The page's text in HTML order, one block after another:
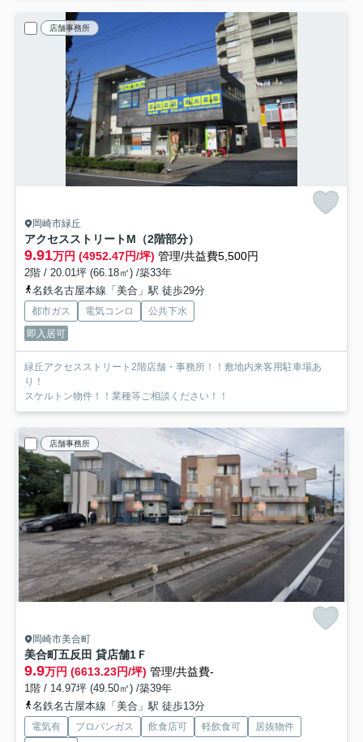
店舗事務所
岡崎市緑丘
アクセスストリートM（2階部分）
9.91万円 (4952.47円/坪) 管理/共益費5,500円
2階 / 20.01坪 (66.18㎡) /築33年
名鉄名古屋本線「美合」駅 徒歩29分
都市ガス 電気コンロ
公共下水
即入居可
緑丘アクセスストリート2階店舗・事務所！！敷地内来客用駐車場あ
り！
スケルトン物件！！業種等ご相談ください！！
店舗事務所
岡崎市美合町
美合町五反田 貸店舗1Ｆ
9.9万円 (6613.23円/坪) 管理/共益費-
1階 / 14.97坪 (49.50㎡) /築39年
名鉄名古屋本線「美合」駅 徒歩13分
電気有 プロパンガス 飲食店可 軽飲食可
居抜物件